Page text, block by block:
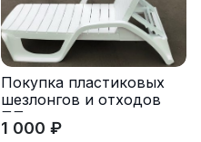
Покупка пластиковых
шезлонгов и отходов
ПП
1 000 ₽